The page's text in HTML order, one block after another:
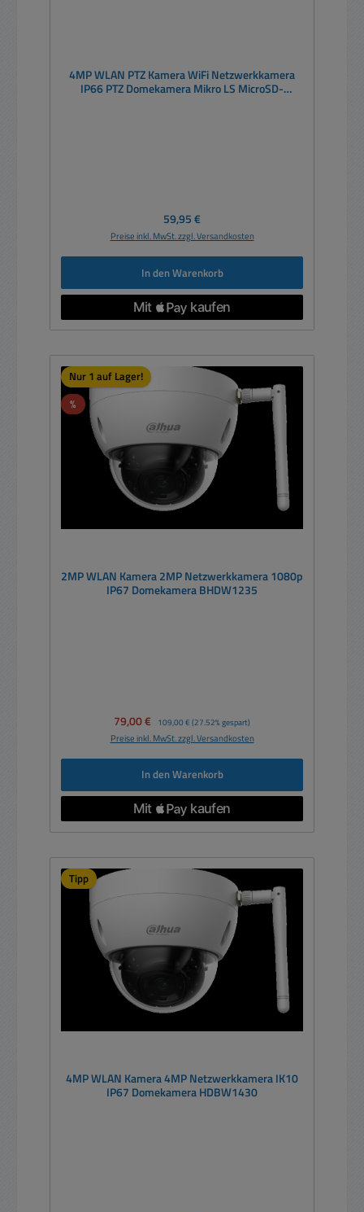
4MP WLAN PTZ Kamera WiFi Netzwerkkamera
IP66 PTZ Domekamera Mikro LS MicroSD-
Regulärer Preis:
59,95 €
Preise inkl. MwSt. zzgl. Versandkosten
In den Warenkorb
Nur 1 auf Lager!
%Rabatt
2MP WLAN Kamera 2MP Netzwerkkamera 1080p
IP67 Domekamera BHDW1235
Verkaufspreis:
79,00 € Regulärer Preis:
109,00 € (27.52% gespart)
Preise inkl. MwSt. zzgl. Versandkosten
In den Warenkorb
Tipp
4MP WLAN Kamera 4MP Netzwerkkamera IK10
IP67 Domekamera HDBW1430